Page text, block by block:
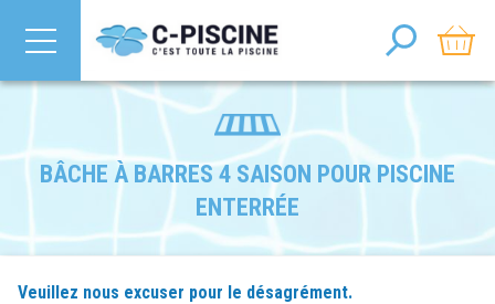
BÂCHE À BARRES 4 SAISON POUR PISCINE
ENTERRÉE
Veuillez nous excuser pour le désagrément.